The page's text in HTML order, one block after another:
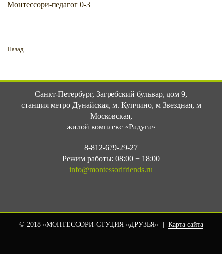
Монтессори-педагог 0-3
Назад
Санкт-Петербург, Загребский бульвар, дом 9,
станция метро Дунайская, м. Купчино, м Звездная, м
Московская,
жилой комплекс «Радуга»
8-812-679-29-27
Режим работы: 08:00 − 18:00
info@montessorifriends.ru
© 2018 «МОНТЕССОРИ-СТУДИЯ «ДРУЗЬЯ» Карта сайта